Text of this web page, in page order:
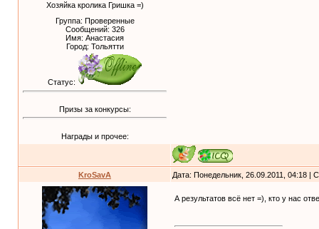
Хозяйка кролика Гришка =)
Группа: Проверенные
Сообщений: 326
Имя: Анастасия
Город: Тольятти
Статус:
Призы за конкурсы:
Награды и прочее:
KroSavA Дата: Понедельник, 26.09.2011, 04:18 |
А результатов всё нет =), кто у нас